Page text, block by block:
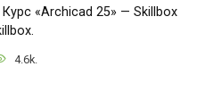
«Archicad 25» — Skillbox
4.6k.